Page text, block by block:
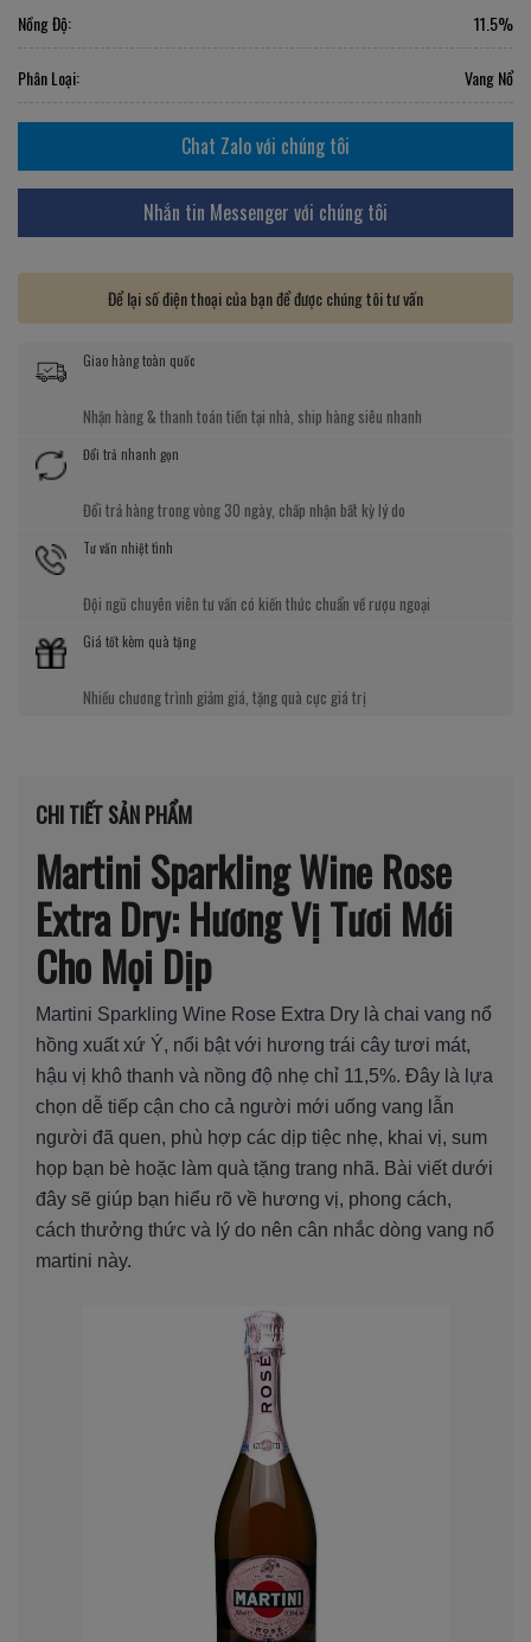
Nồng Độ: 11.5%
Phân Loại: Vang Nổ
Chat Zalo với chúng tôi
Nhắn tin Messenger với chúng tôi
Để lại số điện thoại của bạn để được chúng tôi tư vấn
Giao hàng toàn quốc
Nhận hàng & thanh toán tiền tại nhà, ship hàng siêu nhanh
Đổi trả nhanh gọn
Đổi trả hàng trong vòng 30 ngày, chấp nhận bất kỳ lý do
Tư vấn nhiệt tình
Đội ngũ chuyên viên tư vấn có kiến thức chuẩn về rượu ngoại
Giá tốt kèm quà tặng
Nhiều chương trình giảm giá, tặng quà cực giá trị
CHI TIẾT SẢN PHẨM
Martini Sparkling Wine Rose
Extra Dry: Hương Vị Tươi Mới
Cho Mọi Dịp
Martini Sparkling Wine Rose Extra Dry là chai vang nổ
hồng xuất xứ Ý, nổi bật với hương trái cây tươi mát,
hậu vị khô thanh và nồng độ nhẹ chỉ 11,5%. Đây là lựa
chọn dễ tiếp cận cho cả người mới uống vang lẫn
người đã quen, phù hợp các dịp tiệc nhẹ, khai vị, sum
họp bạn bè hoặc làm quà tặng trang nhã. Bài viết dưới
đây sẽ giúp bạn hiểu rõ về hương vị, phong cách,
cách thưởng thức và lý do nên cân nhắc dòng vang nổ
martini này.